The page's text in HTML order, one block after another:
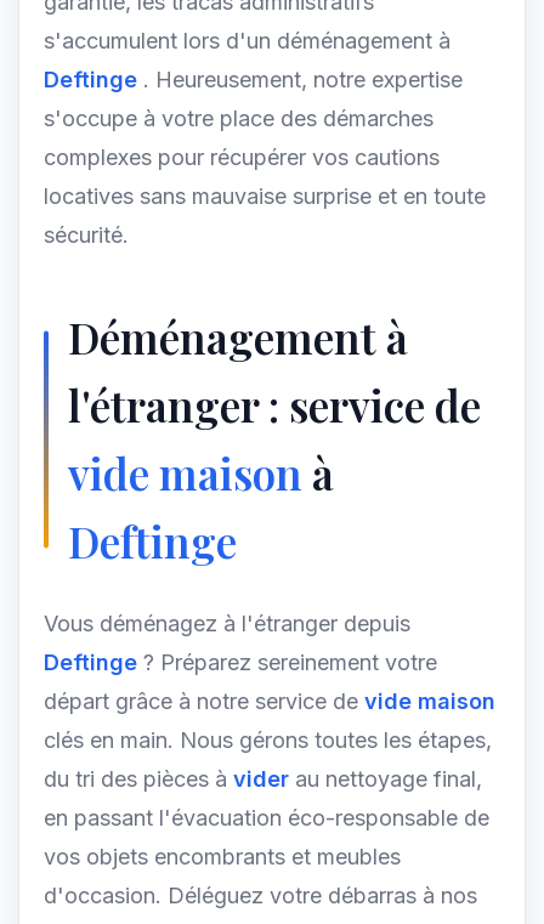
s'accumulent lors d'un déménagement à
Deftinge . Heureusement, notre expertise
s'occupe à votre place des démarches
complexes pour récupérer vos cautions
locatives sans mauvaise surprise et en toute
sécurité.
Déménagement à
l'étranger : service de
vide maison à
Deftinge
Vous déménagez à l'étranger depuis
Deftinge ? Préparez sereinement votre
départ grâce à notre service de vide maison
clés en main. Nous gérons toutes les étapes,
du tri des pièces à vider au nettoyage final,
en passant l'évacuation éco-responsable de
vos objets encombrants et meubles
d'occasion. Déléguez votre débarras à nos